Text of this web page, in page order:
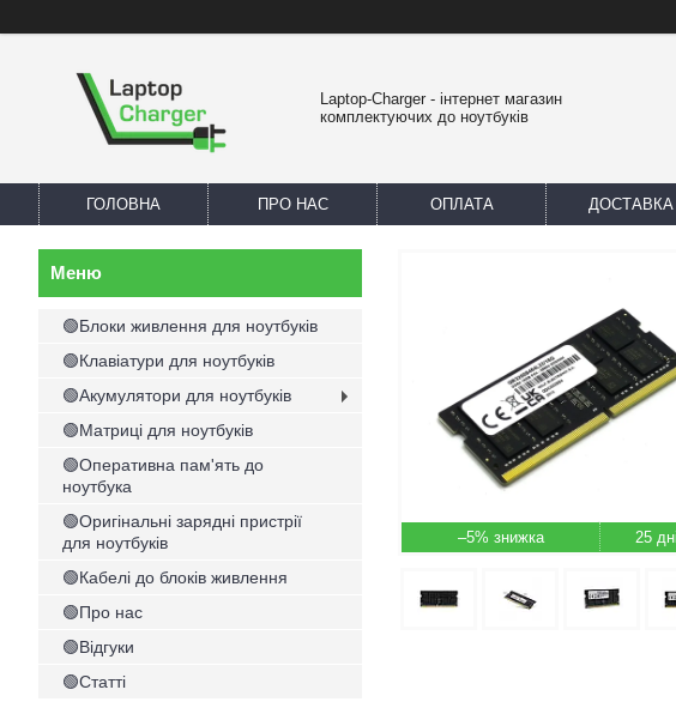
Laptop-Charger - інтернет магазин
комплектуючих до ноутбуків
ГОЛОВНА ПРО НАС ОПЛАТА ДОСТАВКА
–5% 25
🟢Блоки живлення для ноутбуків
🟢Клавіатури для ноутбуків
🟢Акумулятори для ноутбуків
🟢Матриці для ноутбуків
🟢Оперативна пам'ять до
ноутбука
🟢Оригінальні зарядні пристрії
для ноутбуків
🟢Кабелі до блоків живлення
🟢Про нас
🟢Відгуки
🟢Статті